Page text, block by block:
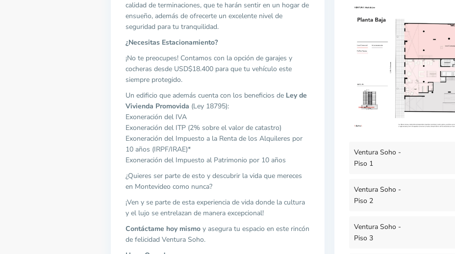
calidad de terminaciones, que te harán sentir en un hogar de
ensueño, además de ofrecerte un excelente nivel de
seguridad para tu tranquilidad.
¿Necesitas Estacionamiento?
¡No te preocupes! Contamos con la opción de garajes y
cocheras desde USD$18.400 para que tu vehículo este
siempre protegido.
Un edificio que además cuenta con los beneficios de Ley de
Vivienda Promovida (Ley 18795):
Exoneración del IVA
Exoneración del ITP (2% sobre el valor de catastro)
Exoneración del Impuesto a la Renta de los Alquileres por
10 años (IRPF/IRAE)*
Exoneración del Impuesto al Patrimonio por 10 años
¿Quieres ser parte de esto y descubrir la vida que mereces
en Montevideo como nunca?
¡Ven y se parte de esta experiencia de vida donde la cultura
y el lujo se entrelazan de manera excepcional!
Contáctame hoy mismo y asegura tu espacio en este rincón
de felicidad Ventura Soho.
Ventura Soho -
Piso 1
Ventura Soho -
Piso 2
Ventura Soho -
Piso 3